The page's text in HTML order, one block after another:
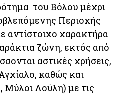
του Βόλου μέχρι
Περιοχής
αντίστοιχο χαρακτήρα
ζώνη, εκτός από
αστικές χρήσεις,
καθώς και
Λούλη) με τις